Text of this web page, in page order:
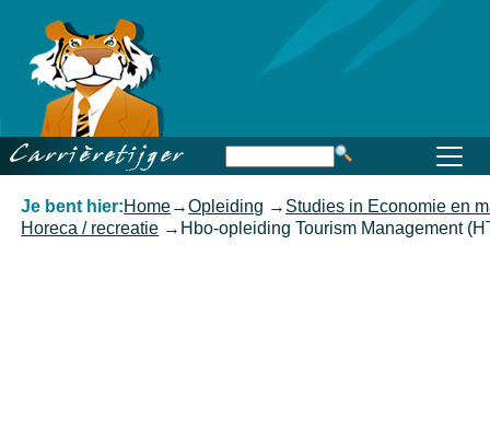
Je bent hier:Home→Opleiding → Studies in Economie en
Horeca / recreatie → Hbo-opleiding Tourism Management